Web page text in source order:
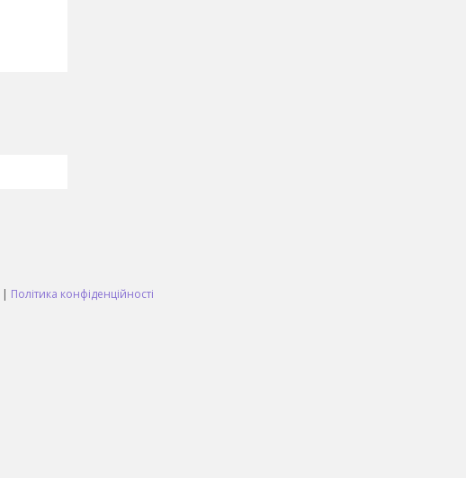
| Політика конфіденційності